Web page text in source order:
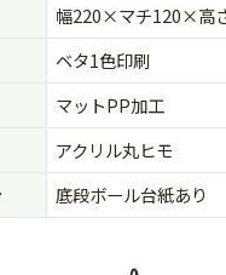
幅220×マチ120×高
ベタ1色印刷
マットPP加工
アクリル丸ヒモ
底段ボール台紙あり